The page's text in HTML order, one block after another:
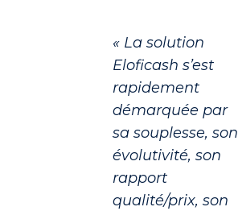
« La solution
Eloficash s’est
rapidement
démarquée par
sa souplesse, son
évolutivité, son
rapport
qualité/prix, son